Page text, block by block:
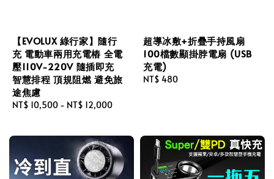
【EVOLUX 綠行家】隨行
充 電動車兩用充電樁 全電
壓110V-220V 隨插即充
智慧排程 頂規阻燃 避免旅
途焦慮
Regular
NT$ 10,500 - NT$ 12,000
超導冰敷+折疊手持風扇
100檔數顯掛脖電扇 (USB
充電)
Regular
NT$ 480